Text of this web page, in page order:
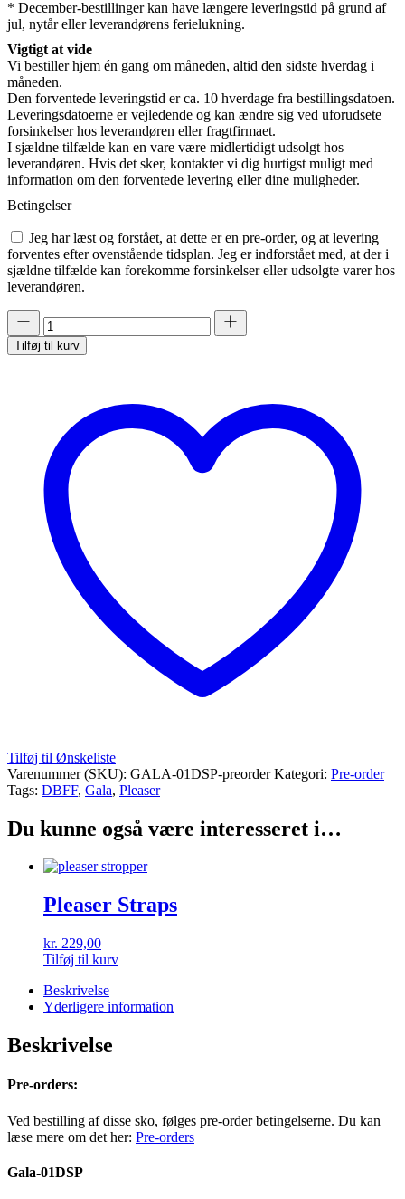
* December-bestillinger kan have længere leveringstid på grund af
jul, nytår eller leverandørens ferielukning.
Vigtigt at vide
Vi bestiller hjem én gang om måneden, altid den sidste hverdag i
måneden.
Den forventede leveringstid er ca. 10 hverdage fra bestillingsdatoen.
Leveringsdatoerne er vejledende og kan ændre sig ved uforudsete
forsinkelser hos leverandøren eller fragtfirmaet.
I sjældne tilfælde kan en vare være midlertidigt udsolgt hos
leverandøren. Hvis det sker, kontakter vi dig hurtigst muligt med
information om den forventede levering eller dine muligheder.
Betingelser
Jeg har læst og forstået, at dette er en pre-order, og at levering
forventes efter ovenstående tidsplan. Jeg er indforstået med, at der i
sjældne tilfælde kan forekomme forsinkelser eller udsolgte varer hos
leverandøren.
Gala-
01DSP
(Pre-
Tilføj til kurv
Tilføj til Ønskeliste
Varenummer (SKU): GALA-01DSP-preorder Kategori: Pre-order
Tags: DBFF, Gala, Pleaser
Du kunne også være interesseret i…
Pleaser Straps
kr. 229,00
Tilføj til kurv
Beskrivelse
Yderligere information
Beskrivelse
Pre-orders:
Ved bestilling af disse sko, følges pre-order betingelserne. Du kan
læse mere om det her: Pre-orders
Gala-01DSP